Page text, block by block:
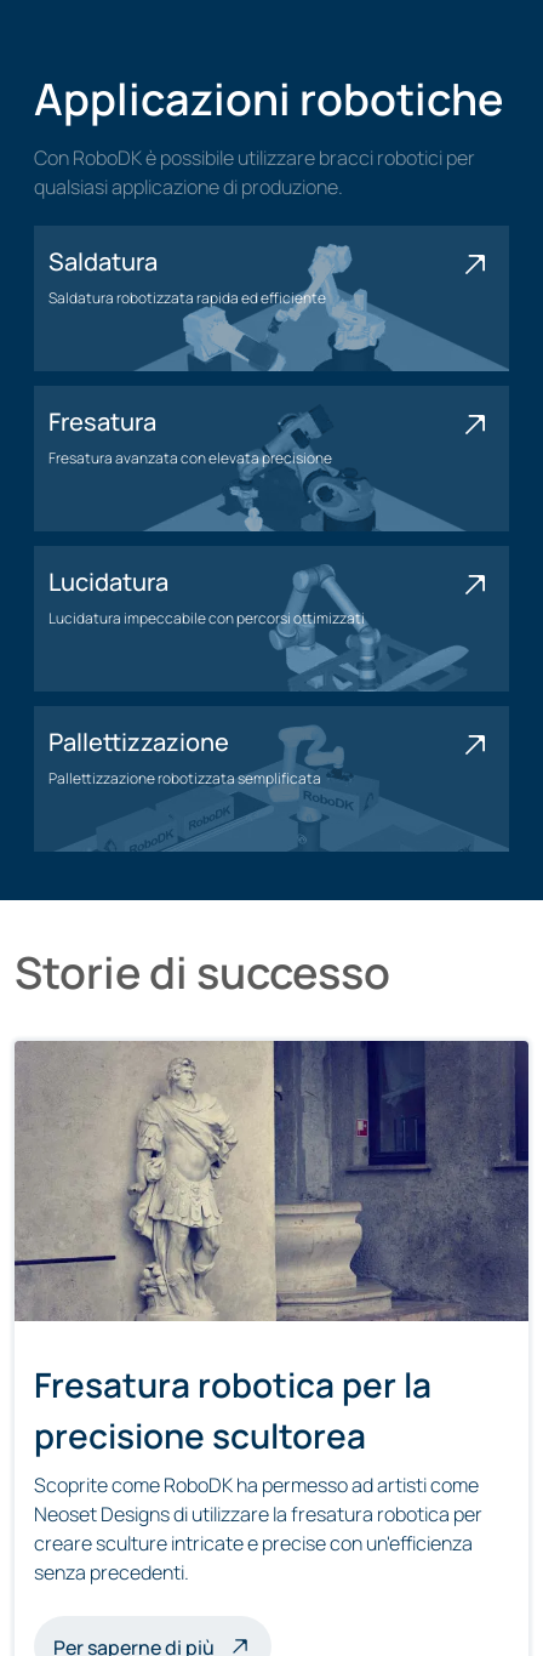
Applicazioni robotiche
Con RoboDK è possibile utilizzare bracci robotici per
qualsiasi applicazione di produzione.
Saldatura
Saldatura robotizzata rapida ed efficiente
Applicazione di saldatura
Fresatura
Fresatura avanzata con elevata precisione
Applicazione di fresatura
Lucidatura
Lucidatura impeccabile con percorsi ottimizzati
Applicazione della lucidatura
Pallettizzazione
Pallettizzazione robotizzata semplificata
Applicazione di pallettizzazione
Storie di successo
Fresatura robotica per la
precisione scultorea
Scoprite come RoboDK ha permesso ad artisti come
Neoset Designs di utilizzare la fresatura robotica per
creare sculture intricate e precise con un'efficienza
senza precedenti.
Per saperne di più sulle sculture a fresatura robotica